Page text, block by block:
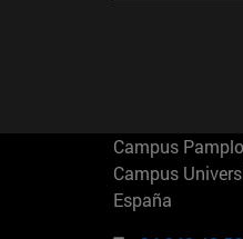
Campus
Campus
España